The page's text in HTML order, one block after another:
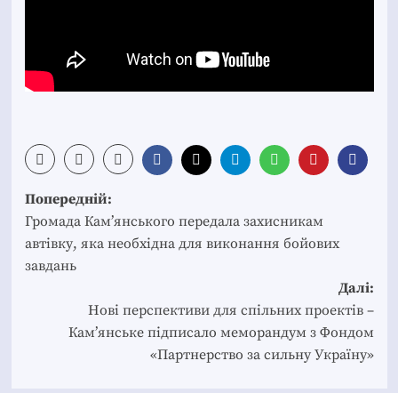
Post
navigation
Попередній:
Громада Кам’янського передала захисникам
автівку, яка необхідна для виконання бойових
завдань
Далі:
Нові перспективи для спільних проектів –
Кам’янське підписало меморандум з Фондом
«Партнерство за сильну Україну»